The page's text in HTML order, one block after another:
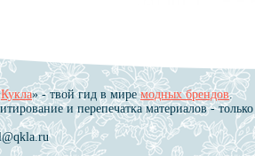
Кукла» - твой гид в миремодных брендов.
и перепечатка материалов - только